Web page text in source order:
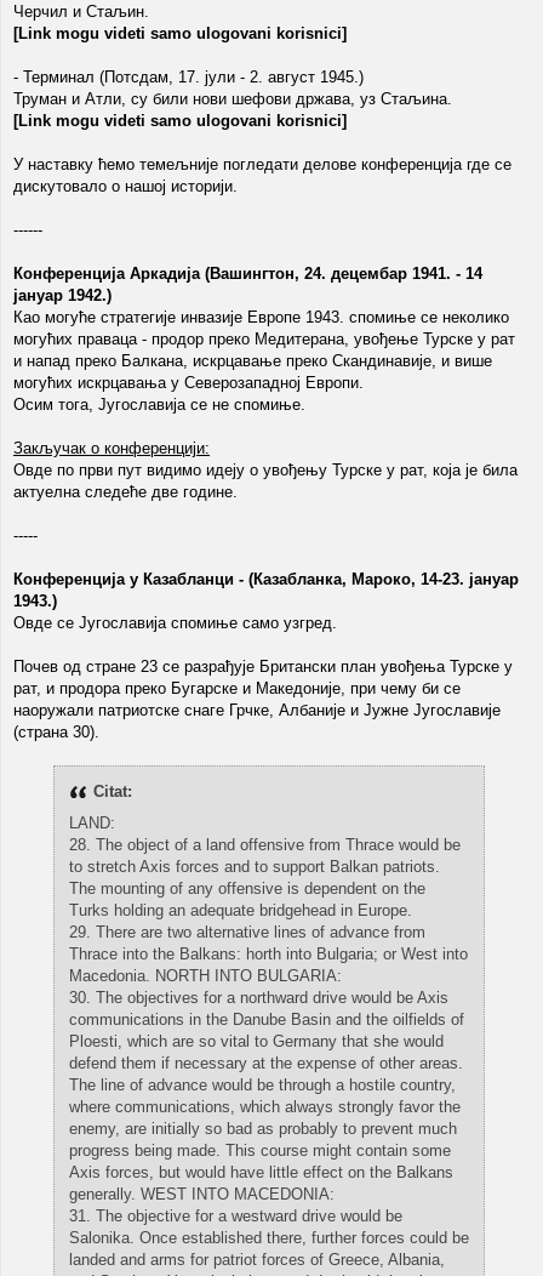
Черчил и Стаљин.
[Link mogu videti samo ulogovani korisnici]
- Терминал (Потсдам, 17. јули - 2. август 1945.)
Труман и Атли, су били нови шефови држава, уз Стаљина.
[Link mogu videti samo ulogovani korisnici]
У наставку ћемо темељније погледати делове конференција где се
дискутовало о нашој историји.
------
Конференција Аркадија (Вашингтон, 24. децембар 1941. - 14
јануар 1942.)
Као могуће стратегије инвазије Европе 1943. спомиње се неколико
могућих праваца - продор преко Медитерана, увођење Турске у рат
и напад преко Балкана, искрцавање преко Скандинавије, и више
могућих искрцавања у Северозападној Европи.
Осим тога, Југославија се не спомиње.
Закључак о конференцији:
Овде по први пут видимо идеју о увођењу Турске у рат, која је била
актуелна следеће две године.
-----
Конференција у Казабланци - (Казабланка, Мароко, 14-23. јануар
1943.)
Овде се Југославија спомиње само узгред.
Почев од стране 23 се разрађује Британски план увођења Турске у
рат, и продора преко Бугарске и Македоније, при чему би се
наоружали патриотске снаге Грчке, Албаније и Јужне Југославије
(страна 30).
Citat:
LAND:
28. The object of a land offensive from Thrace would be
to stretch Axis forces and to support Balkan patriots.
The mounting of any offensive is dependent on the
Turks holding an adequate bridgehead in Europe.
29. There are two alternative lines of advance from
Thrace into the Balkans: horth into Bulgaria; or West into
Macedonia. NORTH INTO BULGARIA:
30. The objectives for a northward drive would be Axis
communications in the Danube Basin and the oilfields of
Ploesti, which are so vital to Germany that she would
defend them if necessary at the expense of other areas.
The line of advance would be through a hostile country,
where communications, which always strongly favor the
enemy, are initially so bad as probably to prevent much
progress being made. This course might contain some
Axis forces, but would have little effect on the Balkans
generally. WEST INTO MACEDONIA:
31. The objective for a westward drive would be
Salonika. Once established there, further forces could be
landed and arms for patriot forces of Greece, Albania,